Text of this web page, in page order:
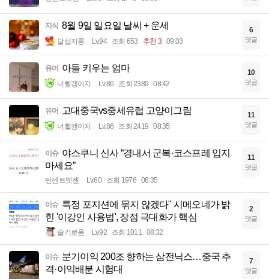
지식 8월 9일 일요일 날씨 + 운세
달섭지롱 Lv.94 조회 653 추천 3 09:03
6
댓글
유머 아들 키우는 엄마
너빨갱이지 Lv.86 조회 2389 08:42
10
댓글
유머 고대중국vs중세유럽 고양이그림
너빨갱이지 Lv.86 조회 2419 08:35
11
댓글
이슈 야스쿠니 신사 “경내서 군복·코스프레 입지
마세요”
빈센트멧젠 Lv.60 조회 1976 08:35
11
댓글
이슈 특정 포지션에 묶지 않겠다" 시메오네가 밝
힌 '이강인 사용법', 장점 극대화가 핵심
슬기로움 Lv.92 조회 1011 08:32
2
댓글
이슈 분기이익 200조 향하는 삼전닉스…중국 추
격·이익배분 시험대
7
댓글